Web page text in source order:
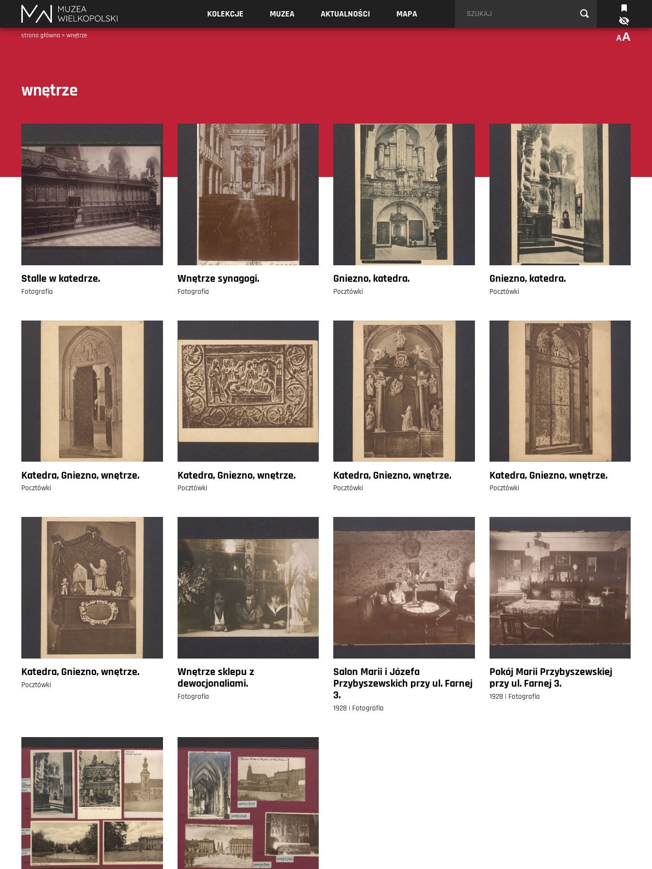
Muzea
Wielkopolski
KOLEKCJE MUZEA AKTUALNOŚCI MAPA Szukaj
strona główna > wnętrze AA
wnętrze
Stalle w katedrze.
Fotografia
Wnętrze synagogi.
Fotografia
Gniezno, katedra.
Pocztówki
Gniezno, katedra.
Pocztówki
Katedra, Gniezno, wnętrze.
Pocztówki
Katedra, Gniezno, wnętrze.
Pocztówki
Katedra, Gniezno, wnętrze.
Pocztówki
Katedra, Gniezno, wnętrze.
Pocztówki
Katedra, Gniezno, wnętrze.
Pocztówki
Wnętrze sklepu z
dewocjonaliami.
Fotografia
Salon Marii i Józefa
Przybyszewskich przy ul. Farnej
3.
1928 | Fotografia
Pokój Marii Przybyszewskiej
przy ul. Farnej 3.
1928 | Fotografia